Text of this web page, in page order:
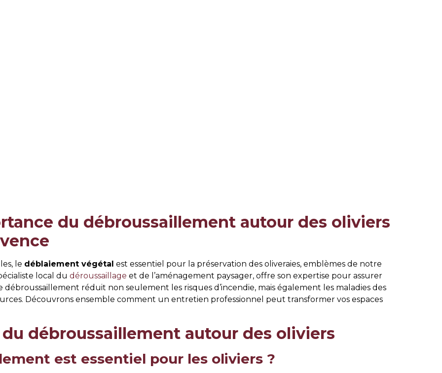
du débroussaillement autour des oliviers
le déblaiement végétal est essentiel pour la préservation des oliveraies, emblèmes de notre
local du déroussaillage et de l’aménagement paysager, offre son expertise pour assurer
réduit non seulement les risques d’incendie, mais également les maladies des
Découvrons ensemble comment un entretien professionnel peut transformer vos espaces
débroussaillement autour des oliviers
est essentiel pour les oliviers ?